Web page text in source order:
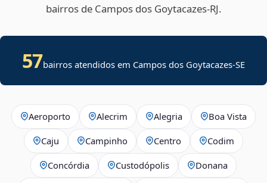
bairros de Campos dos Goytacazes‑RJ.
57bairros atendidos em Campos dos Goytacazes-SE
Aeroporto Alecrim Alegria Boa Vista
Caju Campinho Centro Codim
Concórdia Custodópolis Donana